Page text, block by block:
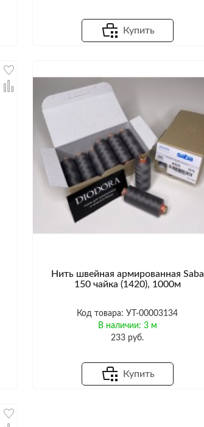
Купить
Нить швейная армированная Saba
150 чайка (1420), 1000м
Код товара: УТ-00003134
В наличии: 3 м
233 руб.
Купить